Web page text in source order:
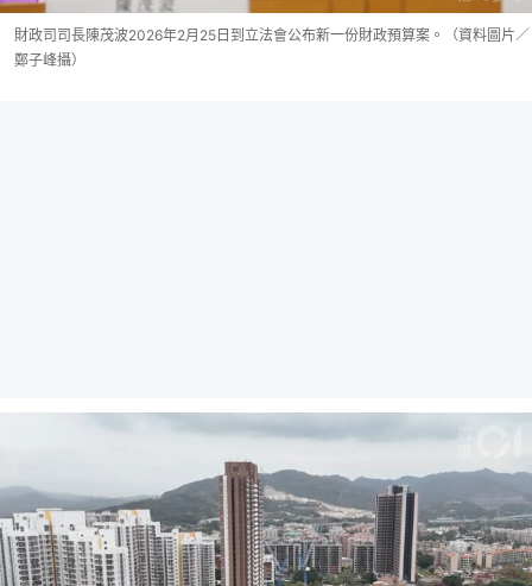
財政司司長陳茂波2026年2月25日到立法會公布新一份財政預算案。（資料圖片／
鄭子峰攝）